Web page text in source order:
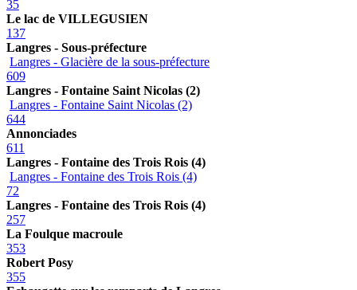
35
Le lac de VILLEGUSIEN
137
Langres - Sous-préfecture
Langres - Glacière de la sous-préfecture
609
Langres - Fontaine Saint Nicolas (2)
Langres - Fontaine Saint Nicolas (2)
644
Annonciades
611
Langres - Fontaine des Trois Rois (4)
Langres - Fontaine des Trois Rois (4)
72
Langres - Fontaine des Trois Rois (4)
257
La Foulque macroule
353
Robert Posy
355